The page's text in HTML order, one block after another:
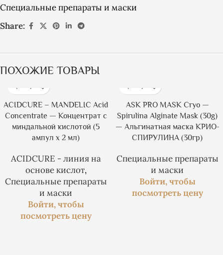
Специальные препараты и маски
Share:
ПОХОЖИЕ ТОВАРЫ
ACIDCURE – MANDELIC Acid
Concentrate — Концентрат с
миндальной кислотой (5
ампул х 2 мл)
ACIDCURE - линия на
основе кислот,
Специальные препараты
и маски
Войти, чтобы
посмотреть цену
ASK PRO MASK Cryo —
Spirulina Alginate Mask (30g)
— Альгинатная маска КРИО-
СПИРУЛИНА (30гр)
Специальные препараты
и маски
Войти, чтобы
посмотреть цену